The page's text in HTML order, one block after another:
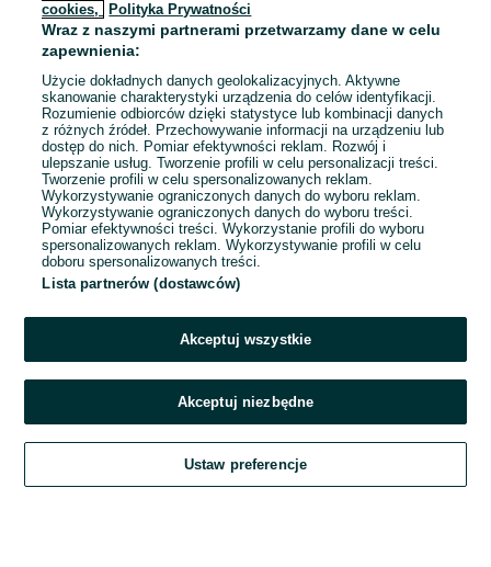
Nowy Sącz
04 sierpnia 2026
1 ... 9 ... 20
Zadzwoń / SMS
Szukaj Obserwujesz Dodaj Czat Konto
cookies,
Polityka Prywatności
Wraz z naszymi partnerami przetwarzamy dane w celu
zapewnienia:
Użycie dokładnych danych geolokalizacyjnych. Aktywne
skanowanie charakterystyki urządzenia do celów identyfikacji.
Rozumienie odbiorców dzięki statystyce lub kombinacji danych
z różnych źródeł. Przechowywanie informacji na urządzeniu lub
dostęp do nich. Pomiar efektywności reklam. Rozwój i
ulepszanie usług. Tworzenie profili w celu personalizacji treści.
Tworzenie profili w celu spersonalizowanych reklam.
Wykorzystywanie ograniczonych danych do wyboru reklam.
Wykorzystywanie ograniczonych danych do wyboru treści.
Pomiar efektywności treści. Wykorzystanie profili do wyboru
spersonalizowanych reklam. Wykorzystywanie profili w celu
doboru spersonalizowanych treści.
Lista partnerów (dostawców)
Akceptuj wszystkie
Akceptuj niezbędne
Ustaw preferencje